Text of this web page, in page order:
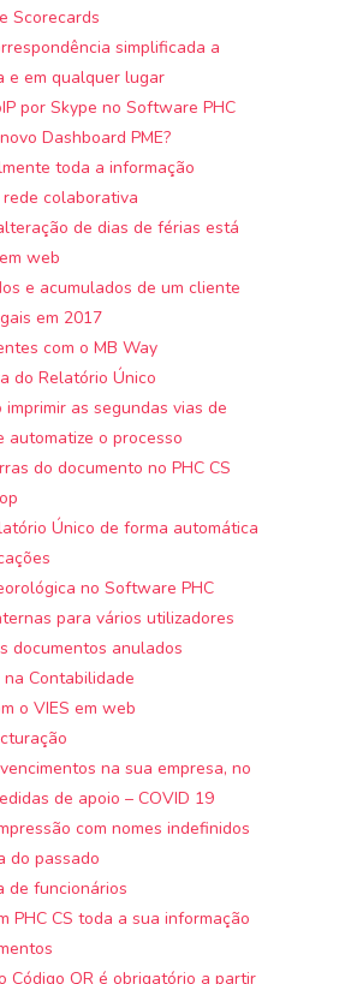
Scorecards
simplificada a
e em qualquer lugar
por Skype no Software PHC
Dashboard PME?
toda a informação
colaborativa
de dias de férias está
web
e acumulados de um cliente
em 2017
com o MB Way
do Relatório Único
imprimir as segundas vias de
automatize o processo
do documento no PHC CS
Único de forma automática
no Software PHC
para vários utilizadores
documentos anulados
Contabilidade
o VIES em web
na sua empresa, no
de apoio – COVID 19
com nomes indefinidos
do passado
de funcionários
PHC CS toda a sua informação
Código QR é obrigatório a partir